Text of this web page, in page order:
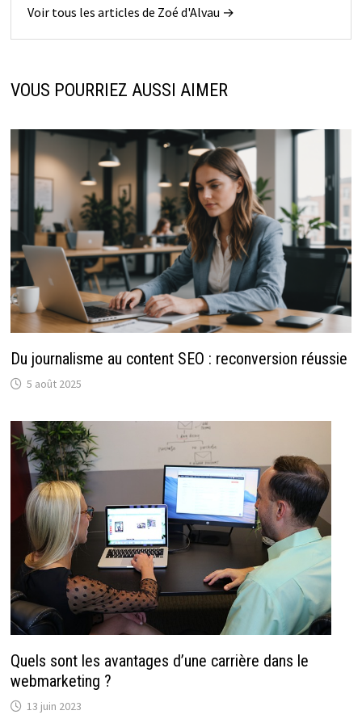
Voir tous les articles de Zoé d'Alvau →
VOUS POURRIEZ AUSSI AIMER
Du journalisme au content SEO : reconversion réussie
5 août 2025
Quels sont les avantages d’une carrière dans le
webmarketing ?
13 juin 2023